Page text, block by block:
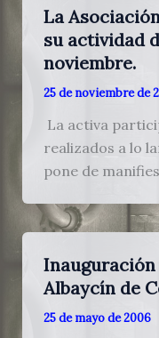
La
su actividad
noviembre.
25 de noviembre de
La activa
realizados a lo
pone de
Inauguración
Albaycín de
25 de mayo de 2006